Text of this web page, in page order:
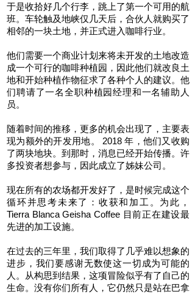
于是收拾好几个行李，跳上了第一个可用的航
班。车轮触及地峡仅几天后，合伙人就购买了
相邻的一块土地，并正式进入咖啡行业。
他们需要一个商业计划来将未开发的土地改造
成一个可行的咖啡种植园，因此他们就改良土
地和开始种植作物征求了各种个人的建议。他
们聘请了一名全职种植园经理和一名辅助人
员。
随着时间的推移，更多的机会出现了，主要表
现为额外的开发用地。 2018 年，他们又收购
了两块地块。到那时，消息已经开始传播。许
多投资者想参与，因此成立了姊妹公司。
现在所有的农场都开发好了，是时候完成这个
循环并思考未来了：收获和加工。为此，
Tierra Blanca Geisha Coffee 目前正在建设最
先进的加工设施。
在过去的三年里，我们取得了几乎难以想象的
进步，我们要感谢无数使这一切成为可能的
人。从构思到结果，这项冒险似乎有了自己的
生命。没有你们所有人，它仍然只是站在巴拿